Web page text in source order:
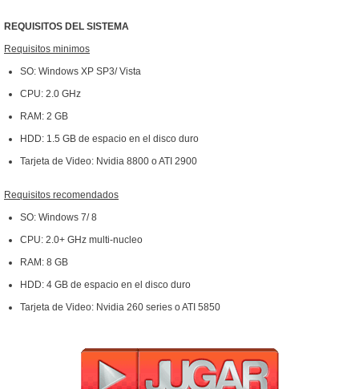
REQUISITOS DEL SISTEMA
Requisitos minimos
SO: Windows XP SP3/ Vista
CPU: 2.0 GHz
RAM: 2 GB
HDD: 1.5 GB de espacio en el disco duro
Tarjeta de Video: Nvidia 8800 o ATI 2900
Requisitos recomendados
SO: Windows 7/ 8
CPU: 2.0+ GHz multi-nucleo
RAM: 8 GB
HDD: 4 GB de espacio en el disco duro
Tarjeta de Video: Nvidia 260 series o ATI 5850